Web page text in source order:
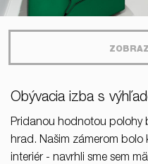
Obývacia izba s
Pridanou hodnotou polohy
hrad. Našim zámerom
interiér - navrhli sme sem